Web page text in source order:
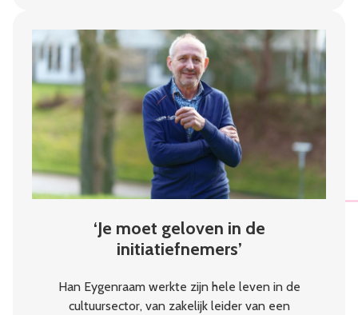
villa
naar
kloppend
hart
van
de
‘Je moet geloven in de
initiatiefnemers’
Han Eygenraam werkte zijn hele leven in de
cultuursector, van zakelijk leider van een